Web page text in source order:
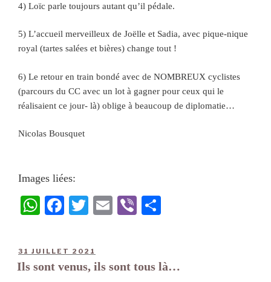
4) Loïc parle toujours autant qu’il pédale.
5) L’accueil merveilleux de Joëlle et Sadia, avec pique-nique
royal (tartes salées et bières) change tout !
6) Le retour en train bondé avec de NOMBREUX cyclistes
(parcours du CC avec un lot à gagner pour ceux qui le
réalisaient ce jour- là) oblige à beaucoup de diplomatie…
Nicolas Bousquet
Images liées:
W
ts
A
Fa
bo
ok
T
tte
r
E
Vi
er
31 JUILLET 2021
Ils sont venus, ils sont tous là…